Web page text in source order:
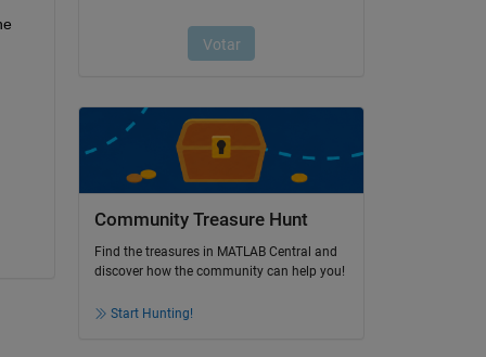
Community Treasure Hunt
Find the treasures in MATLAB Central and
discover how the community can help you!
Start Hunting!